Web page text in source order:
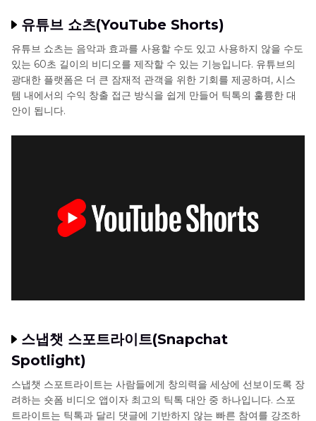
유튜브 쇼츠(YouTube Shorts)
유튜브 쇼츠는 음악과 효과를 사용할 수도 있고 사용하지 않을 수도
있는 60초 길이의 비디오를 제작할 수 있는 기능입니다. 유튜브의
광대한 플랫폼은 더 큰 잠재적 관객을 위한 기회를 제공하며, 시스
템 내에서의 수익 창출 접근 방식을 쉽게 만들어 틱톡의 훌륭한 대
안이 됩니다.
스냅챗 스포트라이트(Snapchat
Spotlight)
스냅챗 스포트라이트는 사람들에게 창의력을 세상에 선보이도록 장
려하는 숏폼 비디오 앱이자 최고의 틱톡 대안 중 하나입니다. 스포
트라이트는 틱톡과 달리 댓글에 기반하지 않는 빠른 참여를 강조하